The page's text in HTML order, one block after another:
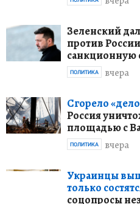
Зеленский
против
санкционную
вчера
ПОЛИТИКА
Сгорело
Россия
площадью с
вчера
ПОЛИТИКА
Украинцы
только
соцопросы